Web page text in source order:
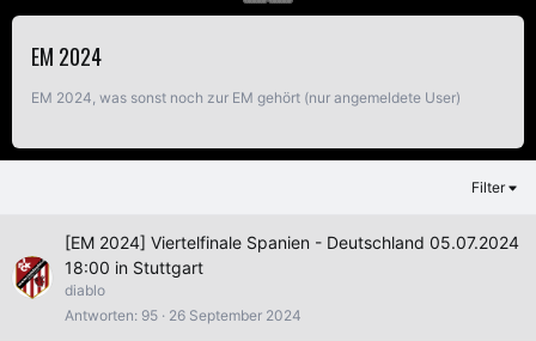
EM 2024
EM 2024, was sonst noch zur EM gehört (nur angemeldete User)
Filter
[EM 2024] Viertelfinale Spanien - Deutschland 05.07.2024
18:00 in Stuttgart
diablo
Antworten 95 26 September 2024